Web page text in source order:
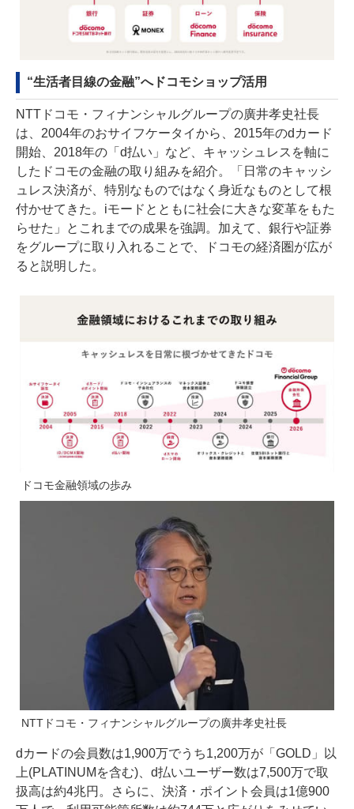
“生活者目線の金融”へドコモショップ活用
NTTドコモ・フィナンシャルグループの廣井孝史社長
は、2004年のおサイフケータイから、2015年のdカード
開始、2018年の「d払い」など、キャッシュレスを軸に
したドコモの金融の取り組みを紹介。「日常のキャッシ
ュレス決済が、特別なものではなく身近なものとして根
付かせてきた。iモードとともに社会に大きな変革をもた
らせた」とこれまでの成果を強調。加えて、銀行や証券
をグループに取り入れることで、ドコモの経済圏が広が
ると説明した。
ドコモ金融領域の歩み
NTTドコモ・フィナンシャルグループの廣井孝史社長
dカードの会員数は1,900万でうち1,200万が「GOLD」以
上(PLATINUMを含む)、d払いユーザー数は7,500万で取
扱高は約4兆円。さらに、決済・ポイント会員は1億900